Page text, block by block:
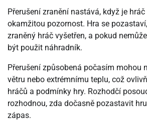
Přerušení zranění nastává, když je
okamžitou pozornost. Hra se
zraněný hráč vyšetřen, a pokud
být použit náhradník.
Přerušení způsobená počasím mohou
větru nebo extrémnímu teplu, což
hráčů a podmínky hry. Rozhodčí
rozhodnou, zda dočasně pozastavit
zápas.